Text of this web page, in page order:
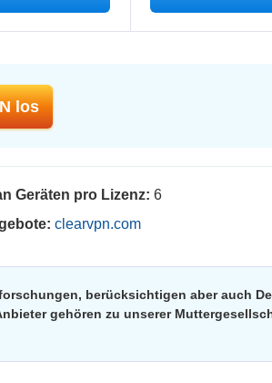
los
Geräten pro Lizenz: 6
clearvpn.com
berücksichtigen aber auch
gehören zu unserer